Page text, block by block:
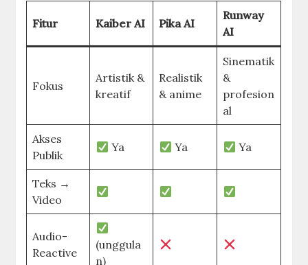
Fitur Kaiber AI Pika AI
Runway
AI
Fokus
Artistik &
kreatif
Realistik
& anime
Sinematik
&
profesion
al
Akses
Publik
Ya Ya Ya
Teks →
Video
Audio-
Reactive
(unggula
n)